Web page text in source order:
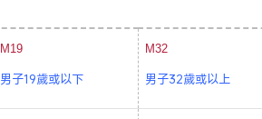
M19
男子19歲或以下
M32
男子32歲或以上